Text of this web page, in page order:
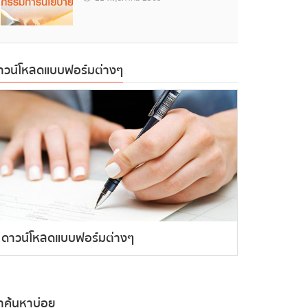
วน์โหลดแบบฟอร์มต่างๆ
ดาวน์โหลดแบบฟอร์มต่างๆ
ค้นหาบ่อย